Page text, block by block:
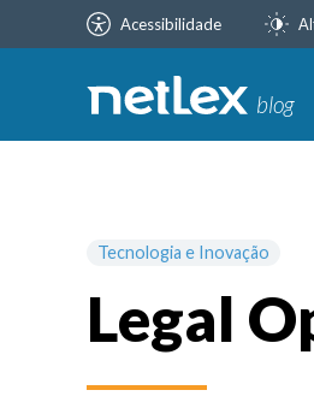
Acessibilidade
blog
Tecnologia e Inovação
Legal